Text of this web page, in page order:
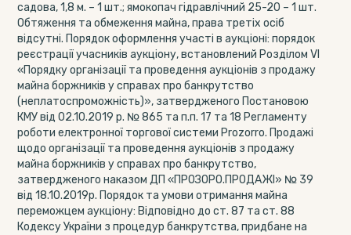
садова, 1,8 м. – 1 шт.; ямокопач гідравлічний 25-20 – 1 шт.
Обтяження та обмеження майна, права третіх осіб
відсутні. Порядок оформлення участі в аукціоні: порядок
реєстрації учасників аукціону, встановлений Розділом VI
«Порядку організації та проведення аукціонів з продажу
майна боржників у справах про банкрутство
(неплатоспроможність)», затвердженого Постановою
КМУ від 02.10.2019 р. № 865 та п.п. 17 та 18 Регламенту
роботи електронної торгової системи Prozorro. Продажі
щодо організації та проведення аукціонів з продажу
майна боржників у справах про банкрутство,
затвердженого наказом ДП «ПРОЗОРО.ПРОДАЖІ» № 39
від 18.10.2019р. Порядок та умови отримання майна
переможцем аукціону: Відповідно до ст. 87 та ст. 88
Кодексу України з процедур банкрутства, придбане на